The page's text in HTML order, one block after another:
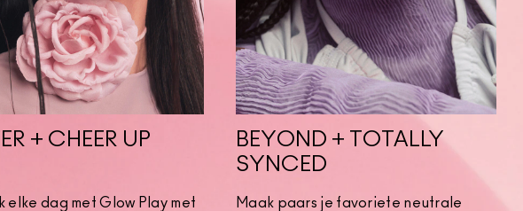
+ CHEER UP
elke dag met Glow Play met
BEYOND + TOTALLY
SYNCED
Maak paars je favoriete neutrale